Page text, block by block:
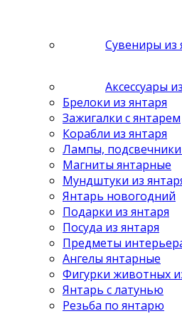
Сувениры из
Аксессуары
Брелоки из янтаря
Зажигалки с янтарем
Корабли из янтаря
Лампы,
Магниты янтарные
Мундштуки из
Янтарь новогодний
Подарки из янтаря
Посуда из янтаря
Предметы
Ангелы янтарные
Фигурки животных
Янтарь с латунью
Резьба по янтарю